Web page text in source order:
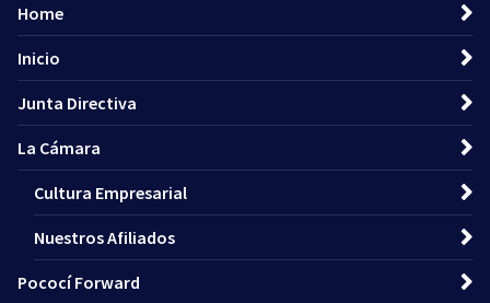
Home
Inicio
Junta Directiva
La Cámara
Cultura Empresarial
Nuestros Afiliados
Pococí Forward